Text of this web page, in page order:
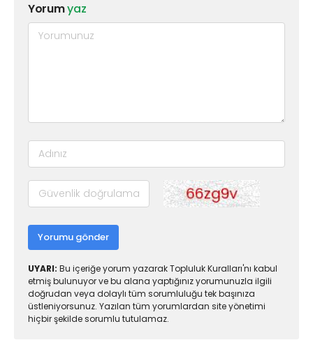
Yorumyaz
Yorumu gönder
UYARI: Bu içeriğe yorum yazarak Topluluk Kuralları'nı kabul
etmiş bulunuyor ve bu alana yaptığınız yorumunuzla ilgili
doğrudan veya dolaylı tüm sorumluluğu tek başınıza
üstleniyorsunuz. Yazılan tüm yorumlardan site yönetimi
hiçbir şekilde sorumlu tutulamaz.